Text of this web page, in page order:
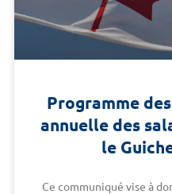
Programme
annuelle des
le
Ce communiqué vise à